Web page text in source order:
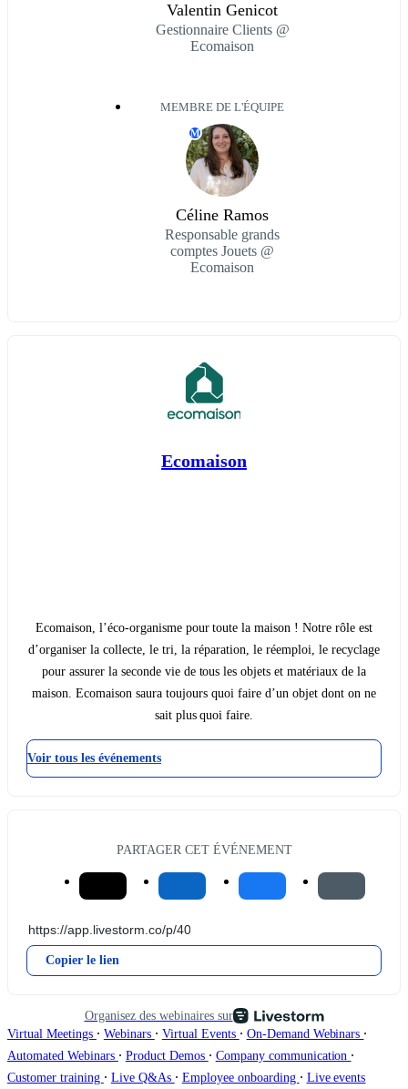
Valentin Genicot
Gestionnaire Clients @
Ecomaison
MEMBRE DE L'ÉQUIPE
M
Céline Ramos
Responsable grands
comptes Jouets @
Ecomaison
Ecomaison
Ecomaison, l’éco-organisme pour toute la maison ! Notre rôle est
d’organiser la collecte, le tri, la réparation, le réemploi, le recyclage
pour assurer la seconde vie de tous les objets et matériaux de la
maison. Ecomaison saura toujours quoi faire d’un objet dont on ne
sait plus quoi faire.
Voir tous les événements
PARTAGER CET ÉVÉNEMENT
Copier le lien
Organisez des webinaires sur
Virtual Meetings ∙ Webinars ∙ Virtual Events ∙ On-Demand Webinars ∙
Automated Webinars ∙ Product Demos ∙ Company communication ∙
Customer training ∙ Live Q&As ∙ Employee onboarding ∙ Live events